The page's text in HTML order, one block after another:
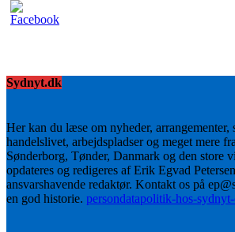
Sydnyt.dk
Her kan du læse om nyheder, arrangementer,
handelslivet, arbejdspladser og meget mere
Sønderborg, Tønder, Danmark og den store
opdateres og redigeres af Erik Egvad
ansvarshavende redaktør. Kontakt os på
en god historie. persondatapolitik-hos-